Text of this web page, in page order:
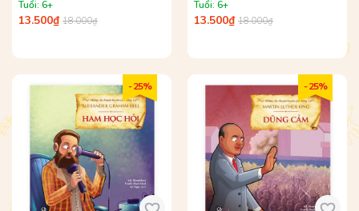
Tuổi: 6+
13.500₫ 18.000₫
Tuổi: 6+
13.500₫ 18.000₫
- 25% - 25%